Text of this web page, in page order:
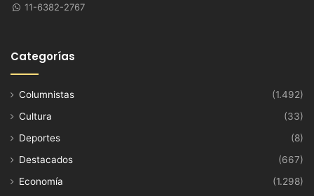
11-6382-2767
Categorías
Columnistas
(1.492)
Cultura
(33)
Deportes
(8)
Destacados
(667)
Economía
(1.298)